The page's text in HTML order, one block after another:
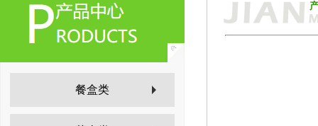
餐盒类